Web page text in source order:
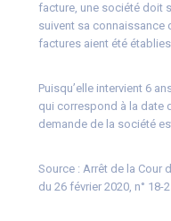
facture, une société doit
suivent sa connaissance
factures aient été
Puisqu’elle intervient 6
qui correspond à la date
demande de la société
Source : Arrêt de la Cour
du 26 février 2020, n° 18-